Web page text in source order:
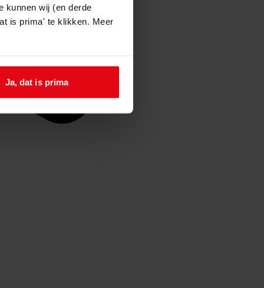
kunnen wij (en derde
is prima' te klikken. Meer
Ja, dat is prima